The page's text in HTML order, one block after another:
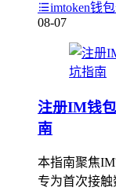
imtoken钱
08-07
注册IM钱
南
本指南聚焦
专为首次接